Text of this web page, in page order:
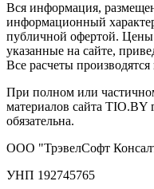
Вся информация,
информационный
публичной офертой.
указанные на сайте,
Все расчеты
При полном или
материалов сайта TIO.BY
обязательна.
ООО "ТрэвелСофт
УНП 192745765